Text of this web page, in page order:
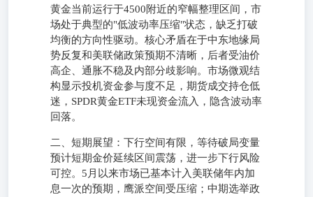
黄金当前运行于4500附近的窄幅整理区间，市
场处于典型的"低波动率压缩"状态，缺乏打破
均衡的方向性驱动。核心矛盾在于中东地缘局
势反复和美联储政策预期不清晰，后者受油价
高企、通胀不稳及内部分歧影响。市场微观结
构显示投机资金参与度不足，期货成交持仓低
迷，SPDR黄金ETF未现资金流入，隐含波动率
回落。
二、短期展望：下行空间有限，等待破局变量
预计短期金价延续区间震荡，进一步下行风险
可控。5月以来市场已基本计入美联储年内加
息一次的预期，鹰派空间受压缩；中期选举政